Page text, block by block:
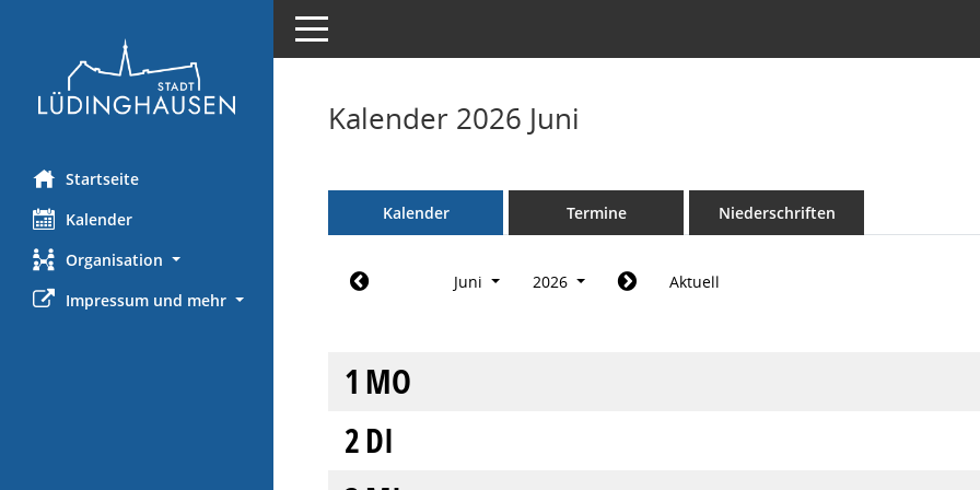
Startseite
Kalender
Organisation
Impressum und mehr
Toggle navigation
Kalender 2026 Juni
Kalender Termine Niederschriften
Juni 2026 Aktuell
1 MO
2DI